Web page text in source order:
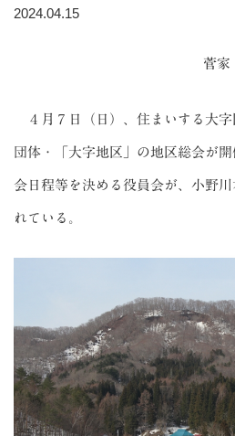
2024.04.15
菅家
４月７日（日）、住まいする大字
団体・「大字地区」の地区総会が
会日程等を決める役員会が、小野
れている。